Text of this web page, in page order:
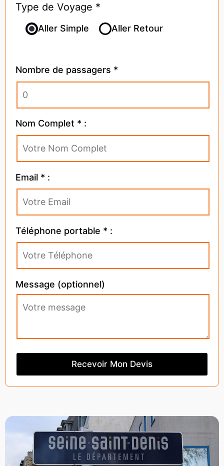
Type de Voyage *
Aller Simple Aller Retour
Nombre de passagers *
Nom Complet * :
Email * :
Téléphone portable * :
Message (optionnel)